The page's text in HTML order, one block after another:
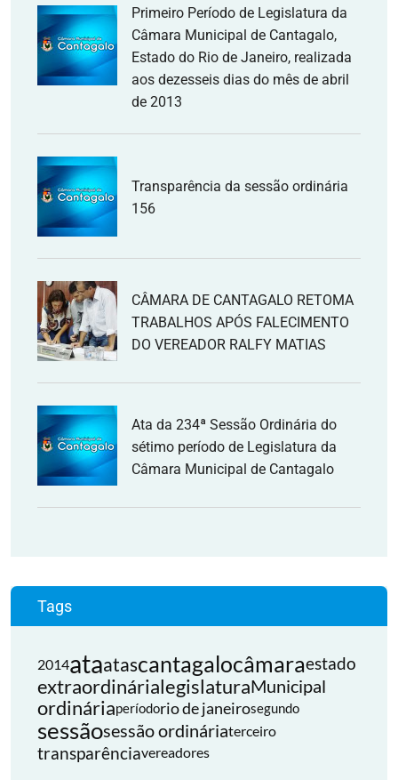
Primeiro Período de Legislatura da
Câmara Municipal de Cantagalo,
Estado do Rio de Janeiro, realizada
aos dezesseis dias do mês de abril
de 2013
Transparência da sessão ordinária
156
CÂMARA DE CANTAGALO RETOMA
TRABALHOS APÓS FALECIMENTO
DO VEREADOR RALFY MATIAS
Ata da 234ª Sessão Ordinária do
sétimo período de Legislatura da
Câmara Municipal de Cantagalo
Tags
2014ataatascantagalocâmaraestado
extraordinárialegislaturaMunicipal
ordináriaperíodorio de janeirosegundo
sessãosessão ordináriaterceiro
transparênciavereadores